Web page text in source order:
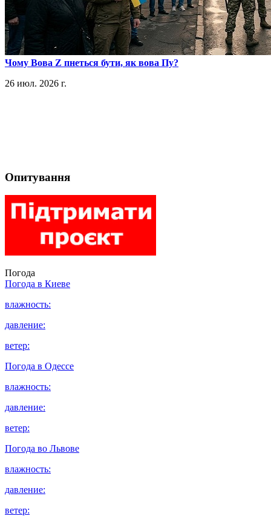
​Чому Вова Z пнеться бути, як вова Пу?
26 июл. 2026 г.
Опитування
Погода
Погода в Киеве
влажность:
давление:
ветер:
Погода в Одессе
влажность:
давление:
ветер:
Погода во Львове
влажность:
давление:
ветер: